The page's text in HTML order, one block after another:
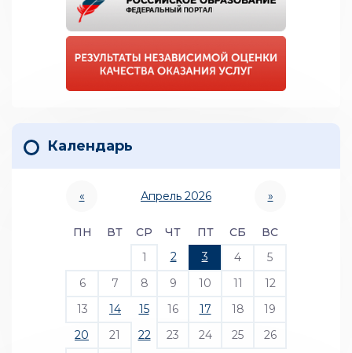
Календарь
« Апрель 2026 »
ПН ВТ СР ЧТ ПТ СБ
ВС
1
2 3 4
5
6
7 8 9 10 11
12
13
14 15 16 17 18
19
20
21 22 23 24 25
26